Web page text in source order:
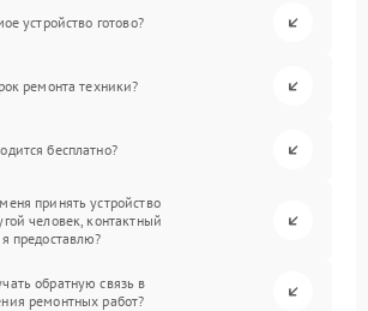
устройство готово?
ремонта техники?
бесплатно?
принять устройство
человек, контактный
предоставлю?
обратную связь в
ремонтных работ?